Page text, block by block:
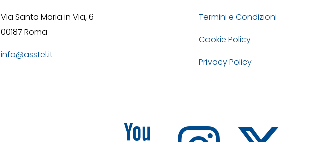
Via Santa Maria in Via, 6
00187 Roma
info@asstel.it
Termini e Condizioni
Cookie Policy
Privacy Policy